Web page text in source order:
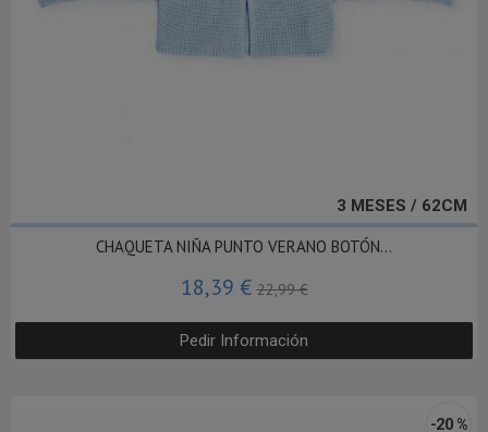
3 MESES / 62CM
CHAQUETA NIÑA PUNTO VERANO BOTÓN...
18,39 €22,99 €
Pedir Información
-20 %